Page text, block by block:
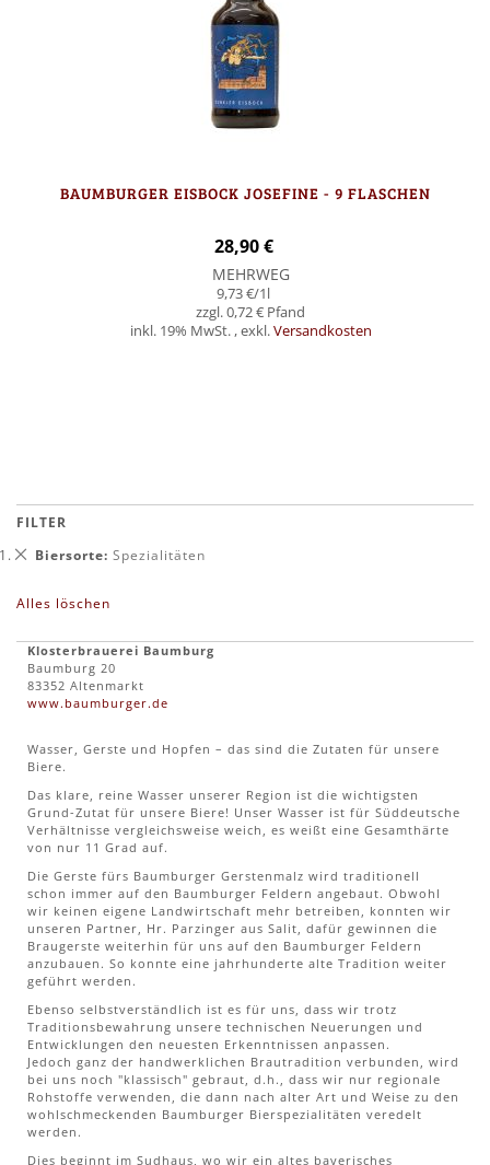
BAUMBURGER EISBOCK JOSEFINE - 9 FLASCHEN
28,90 €
MEHRWEG
9,73 €/1l
0,72 €
inkl. 19% MwSt. ,exkl.Versandkosten
FILTER
Biersorte Spezialitäten
Dies
Alles löschen
Klosterbrauerei Baumburg
Baumburg 20
83352 Altenmarkt
www.baumburger.de
Wasser, Gerste und Hopfen – das sind die Zutaten für unsere
Biere.
Das klare, reine Wasser unserer Region ist die wichtigsten
Grund-Zutat für unsere Biere! Unser Wasser ist für Süddeutsche
Verhältnisse vergleichsweise weich, es weißt eine Gesamthärte
von nur 11 Grad auf.
Die Gerste fürs Baumburger Gerstenmalz wird traditionell
schon immer auf den Baumburger Feldern angebaut. Obwohl
wir keinen eigene Landwirtschaft mehr betreiben, konnten wir
unseren Partner, Hr. Parzinger aus Salit, dafür gewinnen die
Braugerste weiterhin für uns auf den Baumburger Feldern
anzubauen. So konnte eine jahrhunderte alte Tradition weiter
geführt werden.
Ebenso selbstverständlich ist es für uns, dass wir trotz
Traditionsbewahrung unsere technischen Neuerungen und
Entwicklungen den neuesten Erkenntnissen anpassen.
Jedoch ganz der handwerklichen Brautradition verbunden, wird
bei uns noch "klassisch" gebraut, d.h., dass wir nur regionale
Rohstoffe verwenden, die dann nach alter Art und Weise zu den
wohlschmeckenden Baumburger Bierspezialitäten veredelt
werden.
Dies beginnt im Sudhaus, wo wir ein altes bayerisches